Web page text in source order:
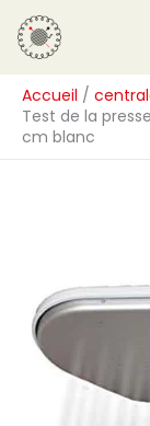
Aller
au
contenu
Accueil
Test de la
cm blanc
R
e
c
h
e